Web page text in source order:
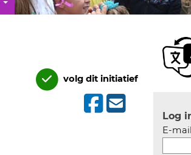
volg dit initiatief
Log
E-